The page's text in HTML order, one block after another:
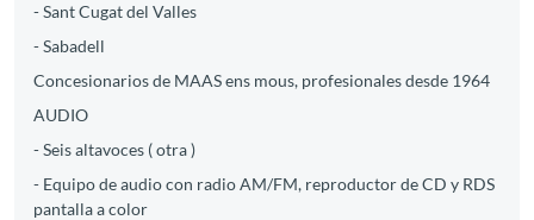
- Sant Cugat del Valles
- Sabadell
Concesionarios de MAAS ens mous, profesionales desde 1964
AUDIO
- Seis altavoces ( otra )
- Equipo de audio con radio AM/FM, reproductor de CD y RDS
pantalla a color